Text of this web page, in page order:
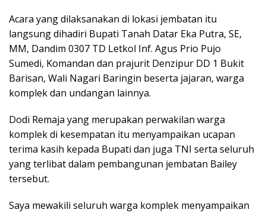
Acara yang dilaksanakan di lokasi jembatan itu
langsung dihadiri Bupati Tanah Datar Eka Putra, SE,
MM, Dandim 0307 TD Letkol Inf. Agus Prio Pujo
Sumedi, Komandan dan prajurit Denzipur DD 1 Bukit
Barisan, Wali Nagari Baringin beserta jajaran, warga
komplek dan undangan lainnya.
Dodi Remaja yang merupakan perwakilan warga
komplek di kesempatan itu menyampaikan ucapan
terima kasih kepada Bupati dan juga TNI serta seluruh
yang terlibat dalam pembangunan jembatan Bailey
tersebut.
Saya mewakili seluruh warga komplek menyampaikan